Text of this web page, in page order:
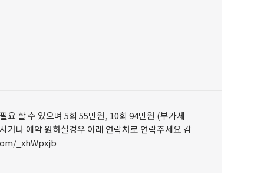
요 할 수 있으며 5회 55만원, 10회 94만원 (부가세
거나 예약 원하실경우 아래 연락처로 연락주세요 감
_xhWpxjb